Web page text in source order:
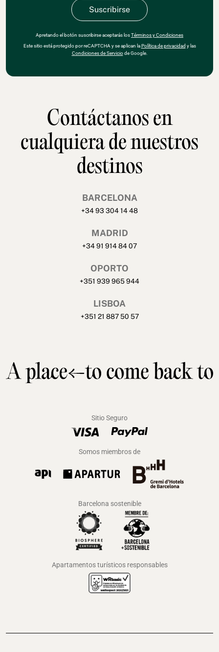
Apretando el botón suscribirse aceptarás losTérminos y Condiciones
Este sitio está protegido por reCAPTCHA y se aplican laPolítica de privacidad y las
Condiciones de Serviciode Google.
Contáctanos en
cualquiera de nuestros
destinos
BARCELONA
+34 93 304 14 48
MADRID
+34 91 914 84 07
OPORTO
+351 939 965 944
LISBOA
+351 21 887 50 57
Sitio Seguro
Somos miembros de
Barcelona sostenible
Apartamentos turísticos responsables